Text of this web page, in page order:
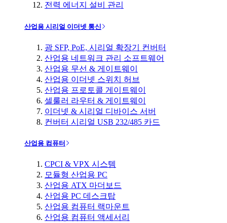
전력 에너지 설비 관리
산업용 시리얼 이더넷 통신
광 SFP, PoE, 시리얼 확장기 컨버터
산업용 네트워크 관리 소프트웨어
산업용 무선 & 게이트웨이
산업용 이더넷 스위치 허브
산업용 프로토콜 게이트웨이
셀룰러 라우터 & 게이트웨이
이더넷 & 시리얼 디바이스 서버
컨버터 시리얼 USB 232/485 카드
산업용 컴퓨터
CPCI & VPX 시스템
모듈형 산업용 PC
산업용 ATX 마더보드
산업용 PC 데스크탑
산업용 컴퓨터 랙마운트
산업용 컴퓨터 액세서리